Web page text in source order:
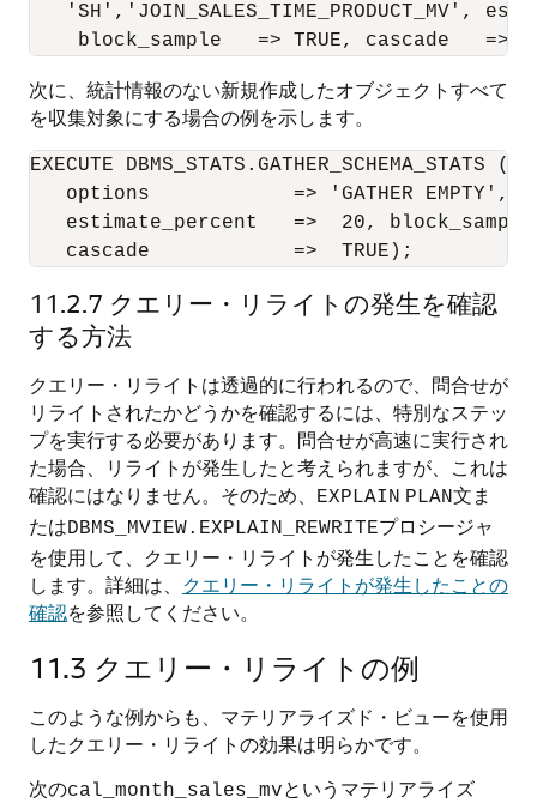
'SH','JOIN_SALES_TIME_PRODUCT_MV',
次に、統計情報のない新規作成したオブジェクトすべて
を収集対象にする場合の例を示します。
EXECUTE
   options            => 'GATHER EMPTY', -
estimate_percent   =>  20,
   cascade            =>  TRUE);
11.2.7 クエリー・リライトの発生を確認
する方法
クエリー・リライトは透過的に行われるので、問合せが
リライトされたかどうかを確認するには、特別なステッ
プを実行する必要があります。問合せが高速に実行され
た場合、リライトが発生したと考えられますが、これは
確認にはなりません。そのため、
EXPLAIN PLAN文ま
たはDBMS_MVIEW.EXPLAIN_REWRITEプロシージャ
を使用して、クエリー・リライトが発生したことを確認
します。詳細は、 クエリー・リライトが発生したことの
確認を参照してください。
11.3 クエリー・リライトの例
このような例からも、マテリアライズド・ビューを使用
したクエリー・リライトの効果は明らかです。
次のcal_month_sales_mvというマテリアライズ